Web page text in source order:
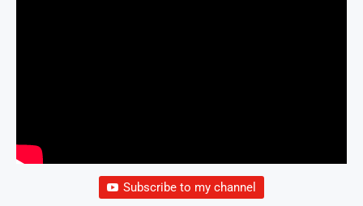
Subscribe to my channel